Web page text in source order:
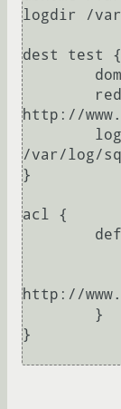
logdir /
dest test {
http://
/var/log/
}
acl {
http://
}